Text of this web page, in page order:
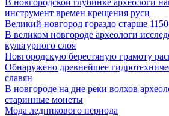
инструмент времен крещения руси
Великий новгород гораздо старше
В великом новгороде археологи
культурного слоя
Новгородскую берестяную грамоту
Обнаружено древнейшее
славян
В новгороде на дне реки волхов
старинные монеты
Мода ледникового периода